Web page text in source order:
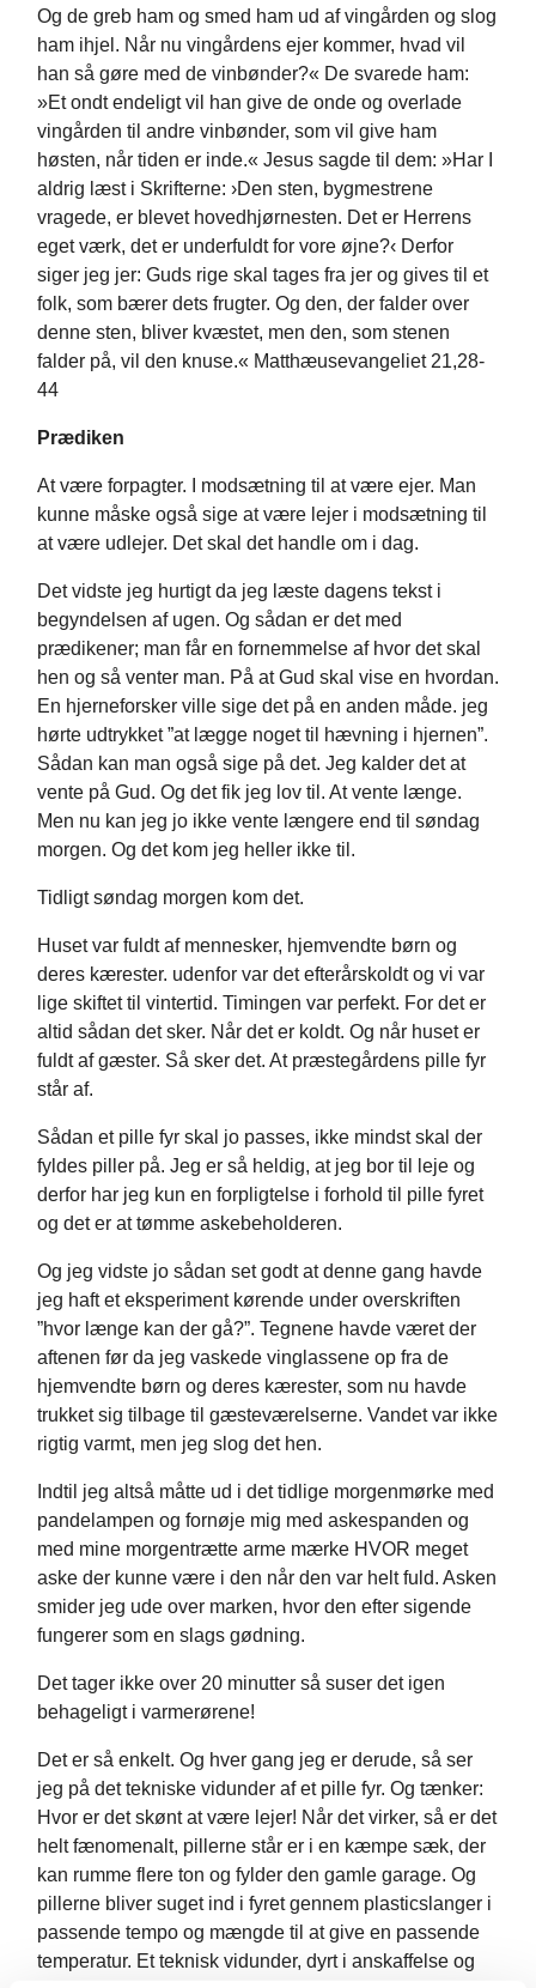
Og de greb ham og smed ham ud af vingården og slog
ham ihjel. Når nu vingårdens ejer kommer, hvad vil
han så gøre med de vinbønder?« De svarede ham:
»Et ondt endeligt vil han give de onde og overlade
vingården til andre vinbønder, som vil give ham
høsten, når tiden er inde.« Jesus sagde til dem: »Har I
aldrig læst i Skrifterne: ›Den sten, bygmestrene
vragede, er blevet hovedhjørnesten. Det er Herrens
eget værk, det er underfuldt for vore øjne?‹ Derfor
siger jeg jer: Guds rige skal tages fra jer og gives til et
folk, som bærer dets frugter. Og den, der falder over
denne sten, bliver kvæstet, men den, som stenen
falder på, vil den knuse.« Matthæusevangeliet 21,28-
44
Prædiken
At være forpagter. I modsætning til at være ejer. Man
kunne måske også sige at være lejer i modsætning til
at være udlejer. Det skal det handle om i dag.
Det vidste jeg hurtigt da jeg læste dagens tekst i
begyndelsen af ugen. Og sådan er det med
prædikener; man får en fornemmelse af hvor det skal
hen og så venter man. På at Gud skal vise en hvordan.
En hjerneforsker ville sige det på en anden måde. jeg
hørte udtrykket ”at lægge noget til hævning i hjernen”.
Sådan kan man også sige på det. Jeg kalder det at
vente på Gud. Og det fik jeg lov til. At vente længe.
Men nu kan jeg jo ikke vente længere end til søndag
morgen. Og det kom jeg heller ikke til.
Tidligt søndag morgen kom det.
Huset var fuldt af mennesker, hjemvendte børn og
deres kærester. udenfor var det efterårskoldt og vi var
lige skiftet til vintertid. Timingen var perfekt. For det er
altid sådan det sker. Når det er koldt. Og når huset er
fuldt af gæster. Så sker det. At præstegårdens pille fyr
står af.
Sådan et pille fyr skal jo passes, ikke mindst skal der
fyldes piller på. Jeg er så heldig, at jeg bor til leje og
derfor har jeg kun en forpligtelse i forhold til pille fyret
og det er at tømme askebeholderen.
Og jeg vidste jo sådan set godt at denne gang havde
jeg haft et eksperiment kørende under overskriften
”hvor længe kan der gå?”. Tegnene havde været der
aftenen før da jeg vaskede vinglassene op fra de
hjemvendte børn og deres kærester, som nu havde
trukket sig tilbage til gæsteværelserne. Vandet var ikke
rigtig varmt, men jeg slog det hen.
Indtil jeg altså måtte ud i det tidlige morgenmørke med
pandelampen og fornøje mig med askespanden og
med mine morgentrætte arme mærke HVOR meget
aske der kunne være i den når den var helt fuld. Asken
smider jeg ude over marken, hvor den efter sigende
fungerer som en slags gødning.
Det tager ikke over 20 minutter så suser det igen
behageligt i varmerørene!
Det er så enkelt. Og hver gang jeg er derude, så ser
jeg på det tekniske vidunder af et pille fyr. Og tænker:
Hvor er det skønt at være lejer! Når det virker, så er det
helt fænomenalt, pillerne står er i en kæmpe sæk, der
kan rumme flere ton og fylder den gamle garage. Og
pillerne bliver suget ind i fyret gennem plasticslanger i
passende tempo og mængde til at give en passende
temperatur. Et teknisk vidunder, dyrt i anskaffelse og